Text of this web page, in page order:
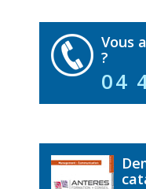
Vous
?
04